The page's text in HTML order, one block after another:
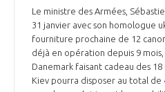
Le ministre des Armées,
31 janvier avec son homologue
fourniture prochaine de 12
déjà en opération depuis 9
Danemark faisant cadeau des 18
Kiev pourra disposer au total de